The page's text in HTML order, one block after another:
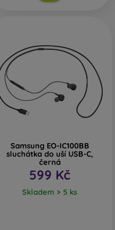
Samsung EO-IC100BB
sluchátka do uší USB-C,
černá
599 Kč
Skladem > 5 ks